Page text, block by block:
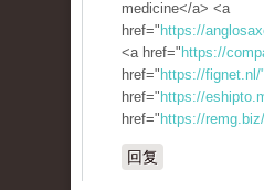
medicine</a> <a
href=" https://
<a href=" https://
href=" https://
href=" https://
href=" https://
回复